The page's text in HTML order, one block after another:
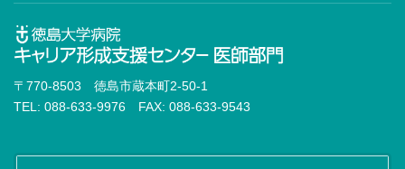
〒770-8503 徳島市蔵本町2-50-1
TEL: 088-633-9976 FAX: 088-633-9543